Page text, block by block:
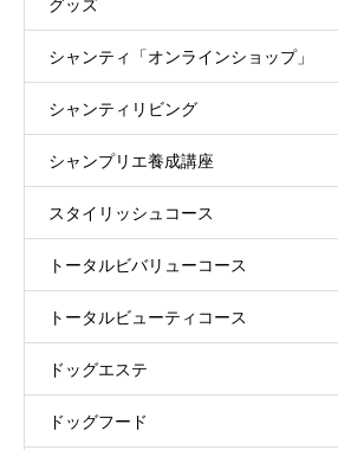
グッズ
シャンティ「オンラインショップ」
シャンティリビング
シャンプリエ養成講座
スタイリッシュコース
トータルビバリューコース
トータルビューティコース
ドッグエステ
ドッグフード